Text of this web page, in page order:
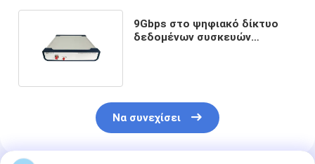
9Gbps στο ψηφιακό δίκτυο
δεδομένων συσκευών
Να συνεχίσει